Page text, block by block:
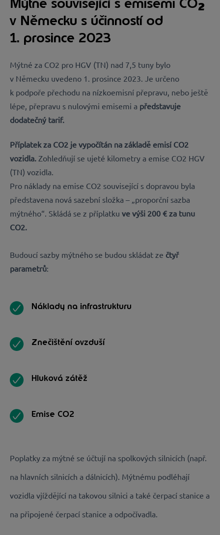
2
v Německu s účinností od
1. prosince 2023
Mýtné za CO2 pro HGV (TN) nad 7,5 tuny bylo
v Německu uvedeno 1. prosince 2023. Je určeno
k podpoře přechodu na nízkoemisní přepravu, nebo ještě
lépe, přepravu s nulovými emisemi a představuje
dodatečný tarif.
Příplatek za CO2 je vypočítán na základě emisí CO2
vozidla. Zohledňují se ujeté kilometry a emise CO2 HGV
(TN) vozidla.
Pro náklady na emise CO2 související s dopravou byla
představena nová sazební složka – „proporční sazba
mýtného“. Skládá se z příplatku ve výši 200 € za tunu
CO2.
Budoucí sazby mýtného se budou skládat ze čtyř
parametrů:
Náklady na infrastrukturu
Znečištění ovzduší
Hluková zátěž
Emise CO2
Poplatky za mýtné se účtují na spolkových silnicích (např.
na hlavních silnicích a dálnicích). Mýtnému podléhají
vozidla vjíždějící na takovou silnici a také čerpací stanice a
na připojené čerpací stanice a odpočívadla.